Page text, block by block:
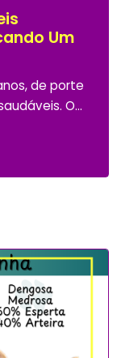
Um
de porte
O...